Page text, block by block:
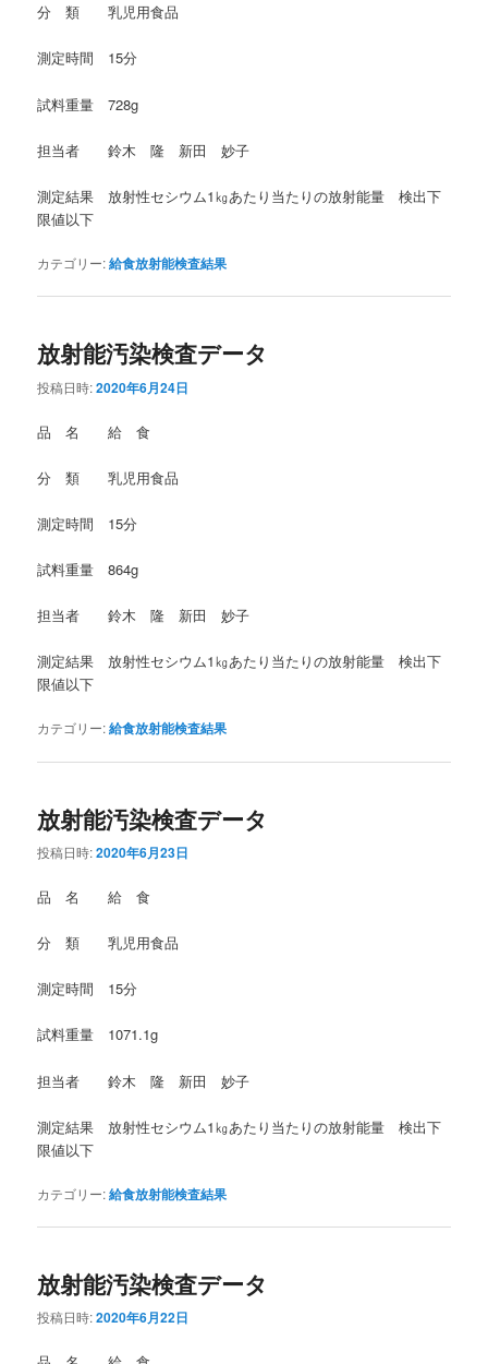
分 類 乳児用食品
測定時間 15分
試料重量 728g
担当者 鈴木 隆 新田 妙子
測定結果 放射性セシウム1㎏あたり当たりの放射能量 検出下
限値以下
カテゴリー:給食放射能検査結果
放射能汚染検査データ
投稿日時:2020年6月24日
品 名 給 食
分 類 乳児用食品
測定時間 15分
試料重量 864g
担当者 鈴木 隆 新田 妙子
測定結果 放射性セシウム1㎏あたり当たりの放射能量 検出下
限値以下
カテゴリー:給食放射能検査結果
放射能汚染検査データ
投稿日時:2020年6月23日
品 名 給 食
分 類 乳児用食品
測定時間 15分
試料重量 1071.1g
担当者 鈴木 隆 新田 妙子
測定結果 放射性セシウム1㎏あたり当たりの放射能量 検出下
限値以下
カテゴリー:給食放射能検査結果
放射能汚染検査データ
投稿日時:2020年6月22日